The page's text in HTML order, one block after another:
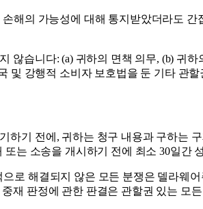
해의 가능성에 대해 통지받았더라도
않습니다: (a) 귀하의 면책 의무, (b) 귀
및 강행적 소비자 보호법을 둔 기타 관
하기 전에, 귀하는 청구 내용과 구하는
는 소송을 개시하기 전에 최소 30일간
로 해결되지 않은 모든 분쟁은 델라웨어
재 판정에 관한 판결은 관할권 있는 모